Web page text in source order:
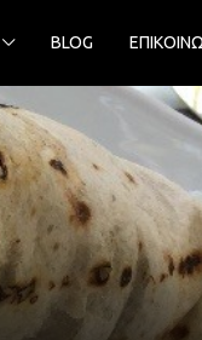
BLOG